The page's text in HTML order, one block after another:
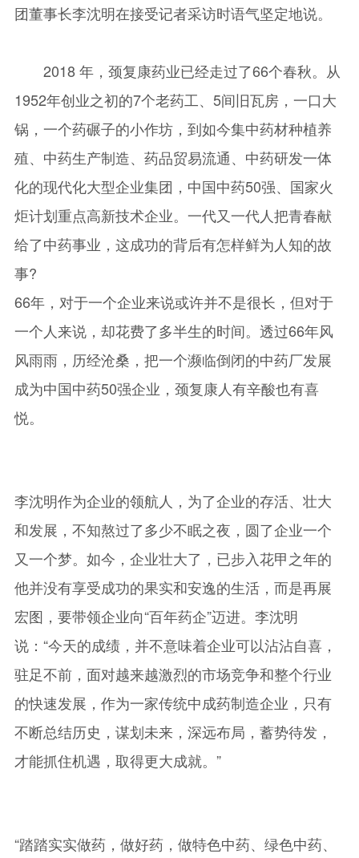
团董事长李沈明在接受记者采访时语气坚定地说。
2018 年，颈复康药业已经走过了66个春秋。从
1952年创业之初的7个老药工、5间旧瓦房，一口大
锅，一个药碾子的小作坊，到如今集中药材种植养
殖、中药生产制造、药品贸易流通、中药研发一体
化的现代化大型企业集团，中国中药50强、国家火
炬计划重点高新技术企业。一代又一代人把青春献
给了中药事业，这成功的背后有怎样鲜为人知的故
事?
66年，对于一个企业来说或许并不是很长，但对于
一个人来说，却花费了多半生的时间。透过66年风
风雨雨，历经沧桑，把一个濒临倒闭的中药厂发展
成为中国中药50强企业，颈复康人有辛酸也有喜
悦。
李沈明作为企业的领航人，为了企业的存活、壮大
和发展，不知熬过了多少不眠之夜，圆了企业一个
又一个梦。如今，企业壮大了，已步入花甲之年的
他并没有享受成功的果实和安逸的生活，而是再展
宏图，要带领企业向“百年药企”迈进。李沈明
说：“今天的成绩，并不意味着企业可以沾沾自喜，
驻足不前，面对越来越激烈的市场竞争和整个行业
的快速发展，作为一家传统中成药制造企业，只有
不断总结历史，谋划未来，深远布局，蓄势待发，
才能抓住机遇，取得更大成就。”
“踏踏实实做药，做好药，做特色中药、绿色中药、